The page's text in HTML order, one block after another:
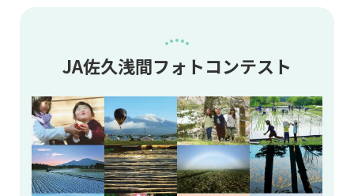
JA佐久浅間フォトコンテスト